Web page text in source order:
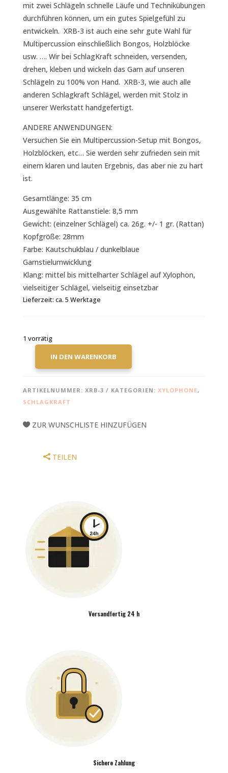
mit zwei Schlägeln schnelle Läufe und Technikübungen
durchführen können, um ein gutes Spielgefühl zu
entwickeln. XRB-3 ist auch eine sehr gute Wahl für
Multipercussion einschließlich Bongos, Holzblöcke
usw. …. Wir bei SchlagKraft schneiden, versenden,
drehen, kleben und wickeln das Garn auf unseren
Schlägeln zu 100% von Hand. XRB-3, wie auch alle
anderen Schlagkraft Schlägel, werden mit Stolz in
unserer Werkstatt handgefertigt.
ANDERE ANWENDUNGEN:
Versuchen Sie ein Multipercussion-Setup mit Bongos,
Holzblöcken, etc… Sie werden sehr zufrieden sein mit
einem klaren und lauten Ergebnis, das aber nie zu hart
ist.
Gesamtlänge: 35 cm
Ausgewählte Rattanstiele: 8,5 mm
Gewicht: (einzelner Schlägel) ca. 26g. +/- 1 gr. (Rattan)
Kopfgröße: 28mm
Farbe: Kautschukblau / dunkelblaue
Garnstielumwicklung
Klang: mittel bis mittelharter Schlägel auf Xylophon,
vielseitiger Schlägel, vielseitig einsetzbar
Lieferzeit: ca. 5 Werktage
1 vorrätig
XYLOPHONE
BLUE
MEDIUM
IN DEN WARENKORB
ARTIKELNUMMER: XRB-3 KATEGORIEN: XYLOPHONE,
SCHLAGKRAFT
ZUR WUNSCHLISTE HINZUFÜGEN
TEILEN
Versandfertig 24 h
Sichere Zahlung